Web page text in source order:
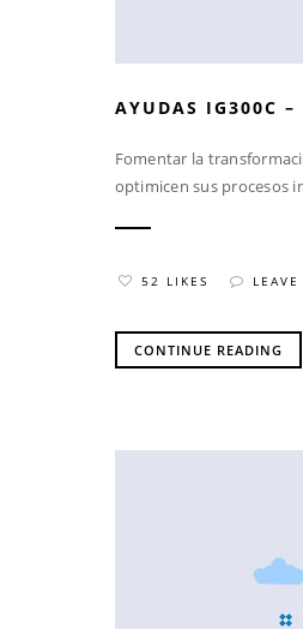
AYUDAS IG300C
Fomentar la
optimicen sus procesos
52 LIKES
CONTINUE READING